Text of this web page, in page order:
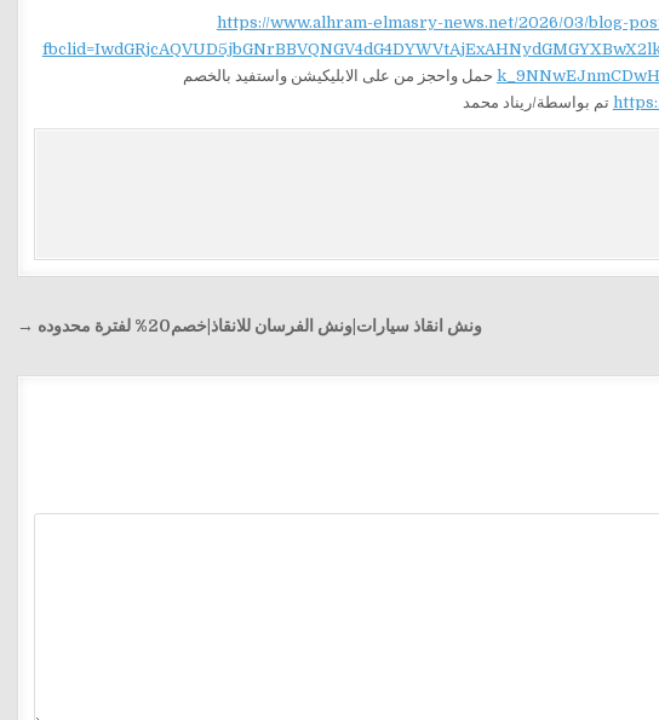
https://www.alhram-elmasry-news.net/2026/03/blog-
حمل واحجز من على الابليكيشن واستفيد بالخصم
تم بواسطة/ريناد محمد
ونش انقاذ سيارات|ونش الفرسان للانقاذ|خصم20% لفترة محدوده →